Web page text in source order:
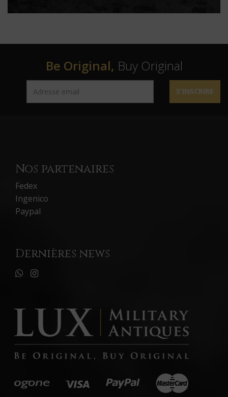
Be Original, Buy Original
S'INSCRIRE
Nos partenaires
Fedex
Ingenico
Paypal
Dernières news